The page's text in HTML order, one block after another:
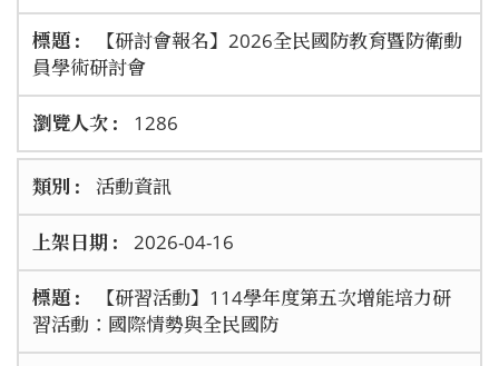
【研討會報名】2026全民國防教育暨防衛動
員學術研討會
1286
活動資訊
2026-04-16
【研習活動】114學年度第五次增能培力研
習活動：國際情勢與全民國防